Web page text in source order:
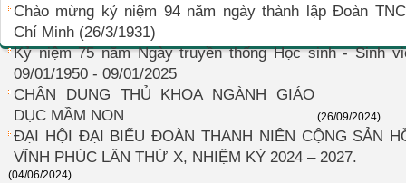
Chào mừng kỷ niệm 94 năm ngày thành lập Đoàn
Chí Minh (26/3/1931)
Kỷ niệm 75 năm Ngày truyền thống Học sinh - Sinh
09/01/1950 - 09/01/2025
CHÂN DUNG THỦ KHOA NGÀNH GIÁO
DỤC MẦM NON
(26/09/2024)
ĐẠI HỘI ĐẠI BIỂU ĐOÀN THANH NIÊN CỘNG SẢN
VĨNH PHÚC LẦN THỨ X, NHIỆM KỲ 2024 – 2027.
(04/06/2024)